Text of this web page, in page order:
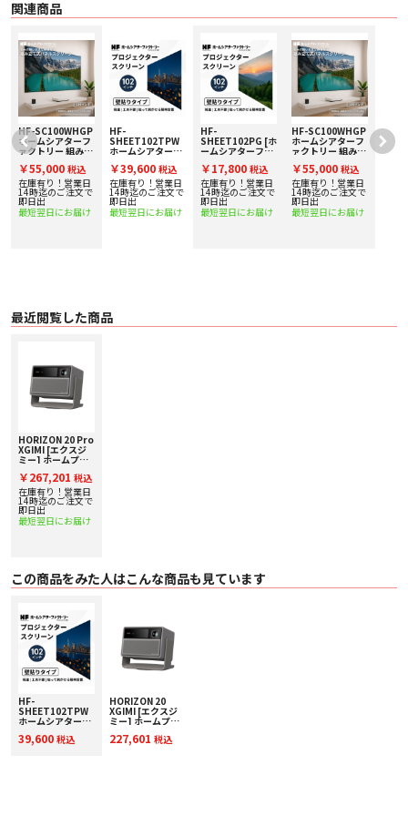
4100 ISOルーメンを実現したホームプロジェクター
■ 主な特長
鮮やかなRGB 3色レーザー
：XGIMI独自のX-Master RGB 3色レーザーエンジン
により、4,100 ISOルーメンという業界トップクラスの高輝度を実現。昼夜を
問わず映像は鮮明に映し出され、どんな瞬間も見逃しません。さらに20,000:1
の高コントラスト比が加わり、かつてない鮮やかさと深みを楽しめます。
プロレベルのゲーミング機能
：300インチの大画面、1msの超高速入力遅延、
240Hzの滑らかなモーションに加え、HGiG、VRR、ALLM対応で、HDR映像の
精度、シームレスな同期、超低遅延を実現。圧倒的な没入感のあるゲームプレ
イを思う存分楽しめます。
ロスレスオプティクス： 柔軟なレンズシフトと光学ズームにより、鮮明さを損
なうことなく設置の自由度が大幅に向上します。どのようなサイズでも、どの
角度からでも、歪みのないクリアな映像をお楽しみいただけます。
2年間保証：安心して長くお使いいただけるよう、保証期間を従来の2倍に延長
しました。延長期間中も最高のパフォーマンスを心ゆくまでお楽しみいただけ
■ 主な仕様
ディスプレイ
〇 製品の分類 ホームプロジェクター
〇 光源 RGB 3色レーザー
〇 ディスプレイ技術 DLP
〇 3D 対応
〇 対応フォーマット HDR10+、IMAX Enhanced、Dolby Vision
〇 遅延性 ゲームモード、VRRオン、AKオフ時・1ms（1080P@240Hz）・
2.2ms（1080P@120Hz）・3ms（4K@60Hz）
〇 MEMC 対応
〇 輝度 4100 ISOルーメン1
〇 標準解像度 3840×2160ピクセル（4K UHD）
〇 色域 BT.2020 110％2
設定
〇 自動台形補正 中断なし自動台形補正4
〇 スクリーン自動アジャスト 対応5
〇 障害物自動回避 対応6
〇 レンズシフト 垂直±120％／水平±45％7
〇 光学ズーム 対応
〇 デジタルズーム 対応
〇 スローレシオ 1.2-1.5:1
〇 アスペクト比 16:09
〇 投影方式 フロント／リア／フロント天吊り／リア天吊り
〇 投影サイズ 40～300インチ8
システム
〇 CPU MT9679
関連商品
HF-SC100WHGP
ホームシアターフ
ァクトリー 組み立
ーン
￥55,000 税込
在庫有り！営業日
14時迄のご注文で
即日出
最短翌日にお届け
HF-
SHEET102TPW
ホームシアターフ
タイプ102インチ
高画質スクリーン
[貼って剥がせるタ
イプ]
￥39,600 税込
在庫有り！営業日
14時迄のご注文で
即日出
最短翌日にお届け
HF-
SHEET102PG [ホ
ームシアターファ
produced by
avac] スタンド不
要のシートタイプ
102インチ高画質
スクリーン
￥17,800 税込
在庫有り！営業日
14時迄のご注文で
即日出
最短翌日にお届け
HF-SC100WHGP
ホームシアターフ
ァクトリー 組み立
ーン
￥55,000 税込
在庫有り！営業日
14時迄のご注文で
即日出
最短翌日にお届け
最近閲覧した商品
HORIZON 20 Pro
XGIMI [エクスジ
ミー] ホームプロ
査定額20%アップ
実施中！
￥267,201 税込
在庫有り！営業日
14時迄のご注文で
即日出
最短翌日にお届け
この商品をみた人はこんな商品も見ています
HF-
SHEET102TPW
ホームシアターフ
タイプ102インチ
39,600 税込
HORIZON 20
XGIMI [エクスジ
ミー] ホームプロ
査定額20%アップ
227,601 税込